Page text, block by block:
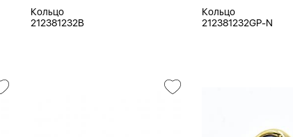
Кольцо
212381232B
Кольцо
212381232GP-N